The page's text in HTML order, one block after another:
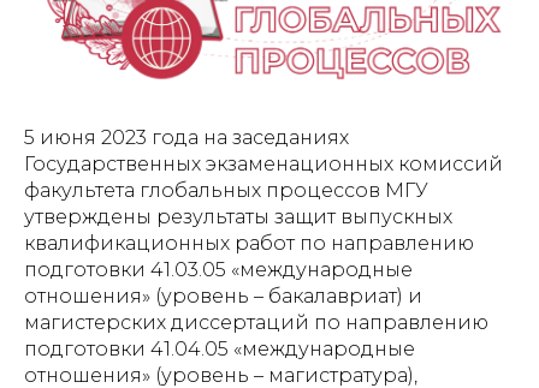
5 июня 2023 года на заседаниях
Государственных экзаменационных комиссий
факультета глобальных процессов МГУ
утверждены результаты защит выпускных
квалификационных работ по направлению
подготовки 41.03.05 «международные
отношения» (уровень – бакалавриат) и
магистерских диссертаций по направлению
подготовки 41.04.05 «международные
отношения» (уровень – магистратура),